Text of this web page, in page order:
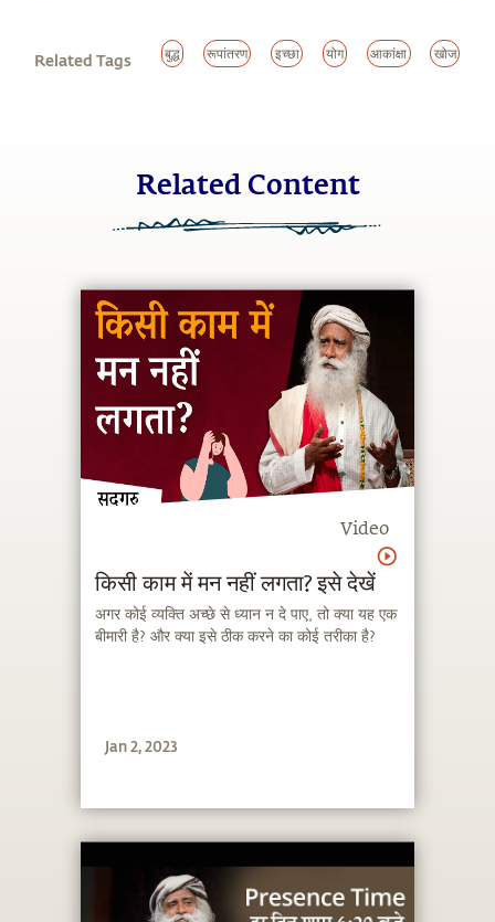
Related Tags बुद्ध रूपांतरण इच्छा योग आकांक्षा खोज
Related Content
Video
किसी काम में मन नहीं लगता? इसे देखें
अगर कोई व्यक्ति अच्छे से ध्यान न दे पाए, तो क्या यह एक
बीमारी है? और क्या इसे ठीक करने का कोई तरीका है?
Jan 2, 2023